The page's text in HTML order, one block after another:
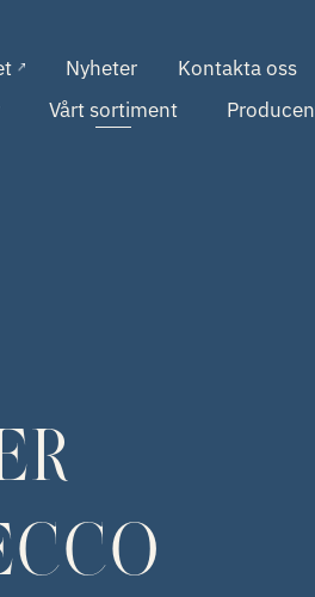
Nyheter Kontakta oss
Vårt sortiment